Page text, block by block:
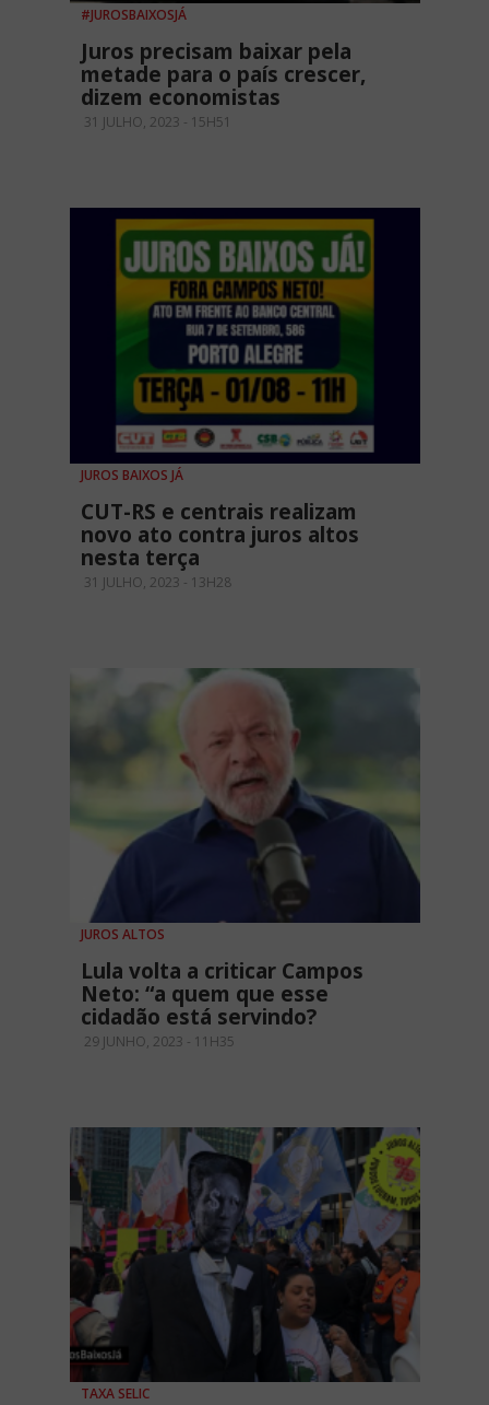
#JUROSBAIXOSJÁ
Juros precisam baixar pela
metade para o país crescer,
dizem economistas
31 JULHO, 2023 - 15H51
JUROS BAIXOS JÁ
CUT-RS e centrais realizam
novo ato contra juros altos
nesta terça
31 JULHO, 2023 - 13H28
JUROS ALTOS
Lula volta a criticar Campos
Neto: “a quem que esse
cidadão está servindo?
29 JUNHO, 2023 - 11H35
TAXA SELIC